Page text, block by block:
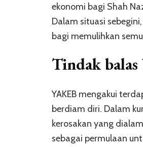
ekonomi bagi Shah
Dalam situasi
bagi memulihkan
Tindak
YAKEB mengakui
berdiam diri. Dalam
kerosakan yang
sebagai permulaan